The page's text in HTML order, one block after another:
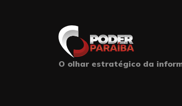
O olhar estratégico da